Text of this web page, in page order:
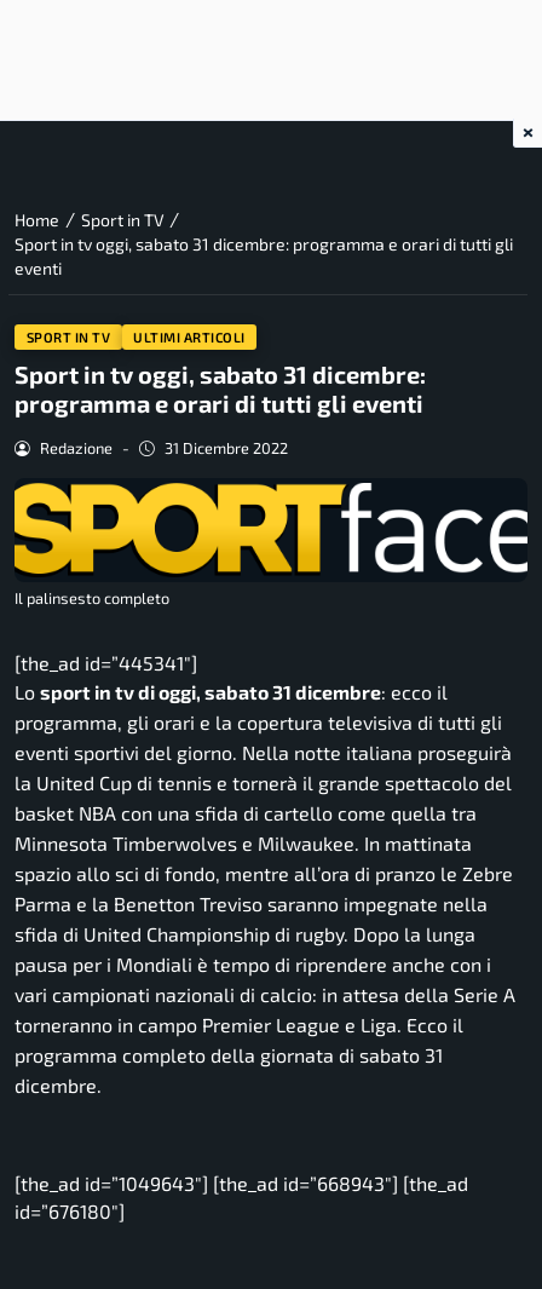
Home / Sport in TV /
Sport in tv oggi, sabato 31 dicembre: programma e orari di tutti gli
eventi
SPORT IN TV ULTIMI ARTICOLI
Sport in tv oggi, sabato 31 dicembre:
programma e orari di tutti gli eventi
Redazione - 31 Dicembre 2022
Il palinsesto completo
[the_ad id=”445341″]
Lo sport in tv di oggi, sabato 31 dicembre: ecco il
programma, gli orari e la copertura televisiva di tutti gli
eventi sportivi del giorno. Nella notte italiana proseguirà
la United Cup di tennis e tornerà il grande spettacolo del
basket NBA con una sfida di cartello come quella tra
Minnesota Timberwolves e Milwaukee. In mattinata
spazio allo sci di fondo, mentre all’ora di pranzo le Zebre
Parma e la Benetton Treviso saranno impegnate nella
sfida di United Championship di rugby. Dopo la lunga
pausa per i Mondiali è tempo di riprendere anche con i
vari campionati nazionali di calcio: in attesa della Serie A
torneranno in campo Premier League e Liga. Ecco il
programma completo della giornata di sabato 31
dicembre.
[the_ad id=”1049643″] [the_ad id=”668943″] [the_ad
id=”676180″]
×